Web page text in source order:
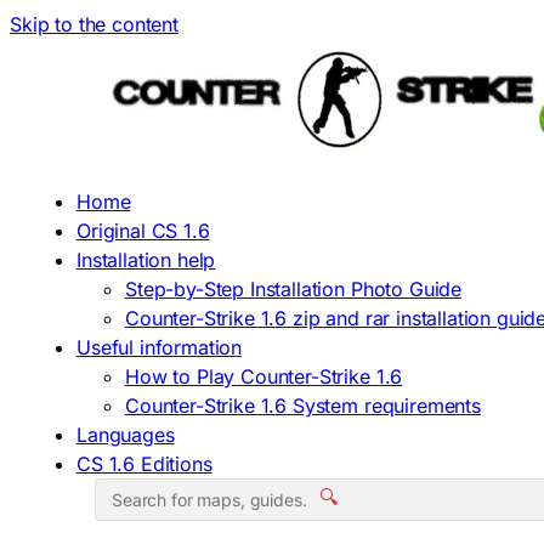
Skip to the content
Home
Original CS 1.6
Installation help
Step-by-Step Installation Photo Guide
Counter-Strike 1.6 zip and rar installation
Useful information
How to Play Counter-Strike 1.6
Counter-Strike 1.6 System requirements
Languages
CS 1.6 Editions
🔍